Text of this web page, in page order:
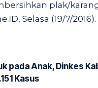
plak/
Selasa (19/7/2016).
pada Anak, Dinkes
Kasus